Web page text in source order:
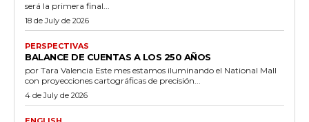
será la primera final...
18 de July de 2026
PERSPECTIVAS
BALANCE DE CUENTAS A LOS 250 AÑOS
por Tara Valencia Este mes estamos iluminando el National Mall
con proyecciones cartográficas de precisión...
4 de July de 2026